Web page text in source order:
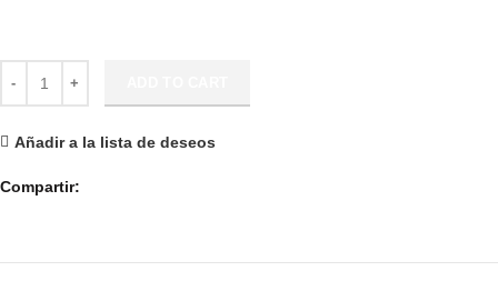
Añadir a la lista de deseos
Compartir